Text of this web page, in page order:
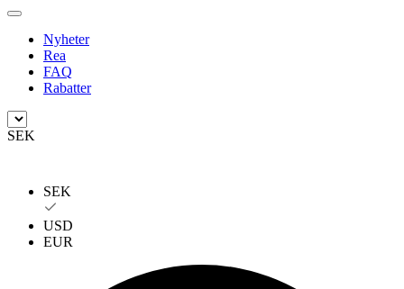
Nyheter
Rea
FAQ
Rabatter
SEK
SEK
USD
EUR